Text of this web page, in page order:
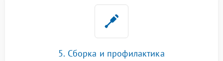
5. Сборка и профилактика